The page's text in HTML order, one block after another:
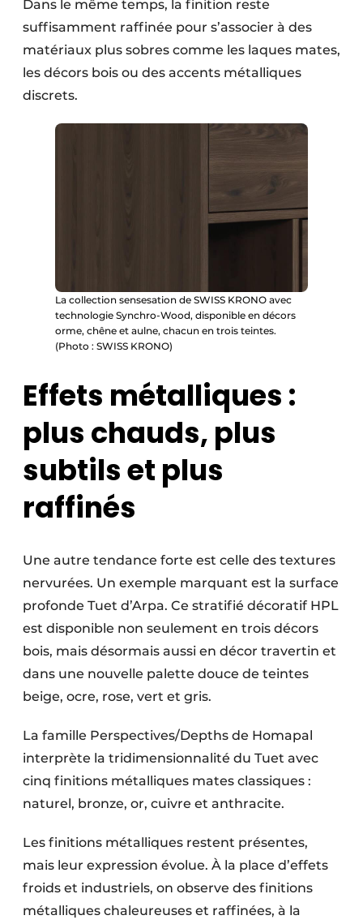
Dans le même temps, la finition reste
suffisamment raffinée pour s’associer à des
matériaux plus sobres comme les laques mates,
les décors bois ou des accents métalliques
discrets.
La collection sensesation de SWISS KRONO avec
technologie Synchro-Wood, disponible en décors
orme, chêne et aulne, chacun en trois teintes.
(Photo : SWISS KRONO)
Effets métalliques :
plus chauds, plus
subtils et plus
raffinés
Une autre tendance forte est celle des textures
nervurées. Un exemple marquant est la surface
profonde Tuet d’Arpa. Ce stratifié décoratif HPL
est disponible non seulement en trois décors
bois, mais désormais aussi en décor travertin et
dans une nouvelle palette douce de teintes
beige, ocre, rose, vert et gris.
La famille Perspectives/Depths de Homapal
interprète la tridimensionnalité du Tuet avec
cinq finitions métalliques mates classiques :
naturel, bronze, or, cuivre et anthracite.
Les finitions métalliques restent présentes,
mais leur expression évolue. À la place d’effets
froids et industriels, on observe des finitions
métalliques chaleureuses et raffinées, à la